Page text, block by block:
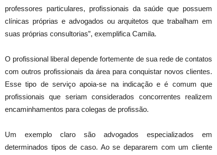
professores particulares, profissionais da saúde que possuem
clínicas próprias e advogados ou arquitetos que trabalham em
suas próprias consultorias”, exemplifica Camila.
O profissional liberal depende fortemente de sua rede de contatos
com outros profissionais da área para conquistar novos clientes.
Esse tipo de serviço apoia-se na indicação e é comum que
profissionais que seriam considerados concorrentes realizem
encaminhamentos para colegas de profissão.
Um exemplo claro são advogados especializados em
determinados tipos de caso. Ao se depararem com um cliente